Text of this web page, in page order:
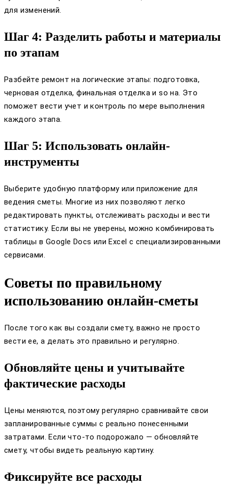
для изменений.
Шаг 4: Разделить работы и материалы
по этапам
Разбейте ремонт на логические этапы: подготовка,
черновая отделка, финальная отделка и so на. Это
поможет вести учет и контроль по мере выполнения
каждого этапа.
Шаг 5: Использовать онлайн-
инструменты
Выберите удобную платформу или приложение для
ведения сметы. Многие из них позволяют легко
редактировать пункты, отслеживать расходы и вести
статистику. Если вы не уверены, можно комбинировать
таблицы в Google Docs или Excel с специализированными
сервисами.
Советы по правильному
использованию онлайн-сметы
После того как вы создали смету, важно не просто
вести ее, а делать это правильно и регулярно.
Обновляйте цены и учитывайте
фактические расходы
Цены меняются, поэтому регулярно сравнивайте свои
запланированные суммы с реально понесенными
затратами. Если что-то подорожало — обновляйте
смету, чтобы видеть реальную картину.
Фиксируйте все расходы